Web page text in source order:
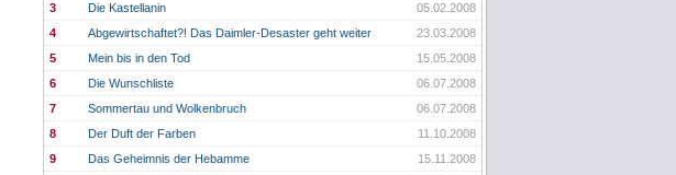
3
05.02.2008
Die Kastellanin
4
23.03.2008
Abgewirtschaftet?! Das Daimler-Desaster geht weiter
5
15.05.2008
Mein bis in den Tod
6
06.07.2008
Die Wunschliste
7
06.07.2008
Sommertau und Wolkenbruch
8
11.10.2008
Der Duft der Farben
9
15.11.2008
Das Geheimnis der Hebamme